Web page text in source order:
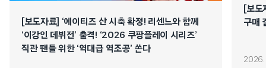
[보도자료] ‘에이티즈 산 시축 확정! 리센느와 함께
‘이강인 데뷔전’ 출격! ‘2026 쿠팡플레이 시리즈’
직관 팬들 위한 ‘역대급 역조공’ 쏜다
[보
구매
2026.